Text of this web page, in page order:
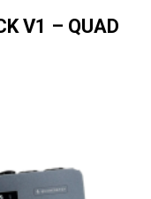
V1 – QUAD